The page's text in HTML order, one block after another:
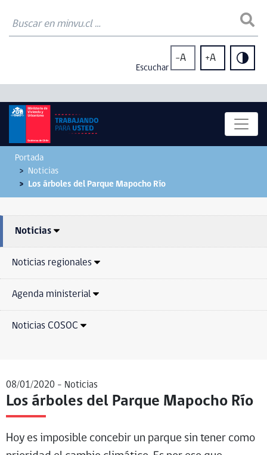
Escuchar
-A +A
Portada
Noticias
Los árboles del Parque Mapocho Río
Noticias
Noticias regionales
Agenda ministerial
Noticias COSOC
08/01/2020 - Noticias
Los árboles del Parque Mapocho Río
Hoy es imposible concebir un parque sin tener como